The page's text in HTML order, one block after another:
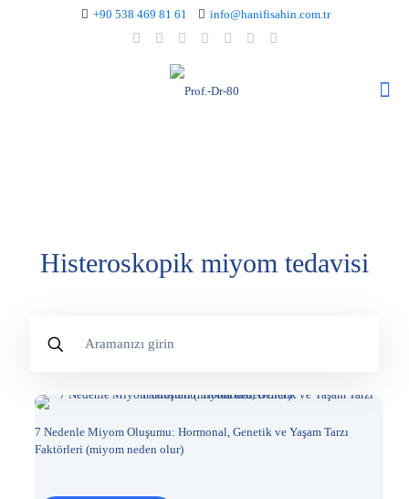
+90 538 469 81 61 info@hanifisahin.com.tr
Histeroskopik miyom tedavisi
7 Nedenle Miyom Oluşumu: Hormonal, Genetik ve Yaşam Tarzı
Faktörleri (miyom neden olur)